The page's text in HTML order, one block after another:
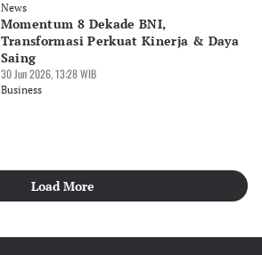
News
Momentum 8 Dekade BNI,
Transformasi Perkuat Kinerja & Daya
Saing
30 Jun 2026, 13:28 WIB
Business
Load More